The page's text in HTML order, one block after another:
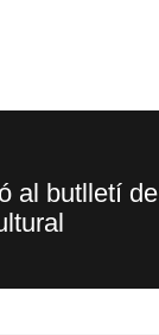
al butlletí de